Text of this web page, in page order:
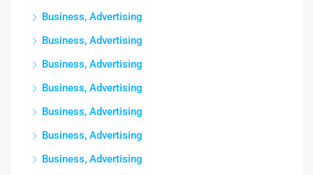
Business, Advertising
Business, Advertising
Business, Advertising
Business, Advertising
Business, Advertising
Business, Advertising
Business, Advertising